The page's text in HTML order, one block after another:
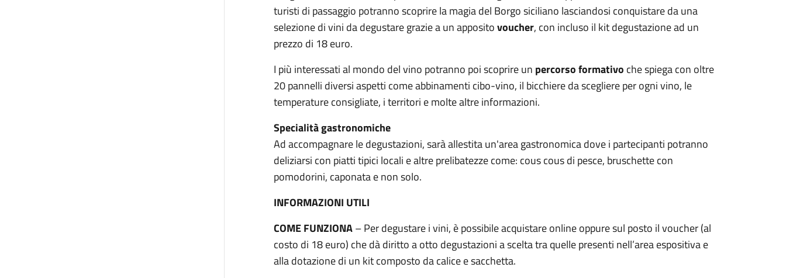
turisti di passaggio potranno scoprire la magia del Borgo siciliano lasciandosi conquistare da una
selezione di vini da degustare grazie a un appositovoucher, con incluso il kit degustazione ad un
prezzo di 18 euro.
I più interessati al mondo del vino potranno poi scoprire un percorso formativo che spiega con oltre
20 pannelli diversi aspetti come abbinamenti cibo-vino, il bicchiere da scegliere per ogni vino, le
temperature consigliate, i territori e molte altre informazioni.
Specialità gastronomiche
Ad accompagnare le degustazioni, sarà allestita un'area gastronomica dove i partecipanti potranno
deliziarsi con piatti tipici locali e altre prelibatezze come: cous cous di pesce, bruschette con
pomodorini, caponata e non solo.
INFORMAZIONI UTILI
COME FUNZIONA– Per degustare i vini, è possibile acquistare online oppure sul posto il voucher (al
costo di 18 euro) che dà diritto a otto degustazioni a scelta tra quelle presenti nell’area espositiva e
alla dotazione di un kit composto da calice e sacchetta.